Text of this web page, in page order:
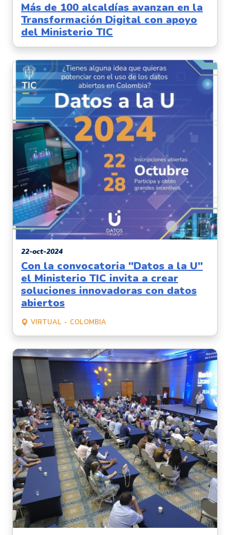
Más de 100 alcaldías avanzan en la
Transformación Digital con apoyo
del Ministerio TIC
22-oct-2024
Con la convocatoria "Datos a la U"
el Ministerio TIC invita a crear
soluciones innovadoras con datos
abiertos
VIRTUAL COLOMBIA